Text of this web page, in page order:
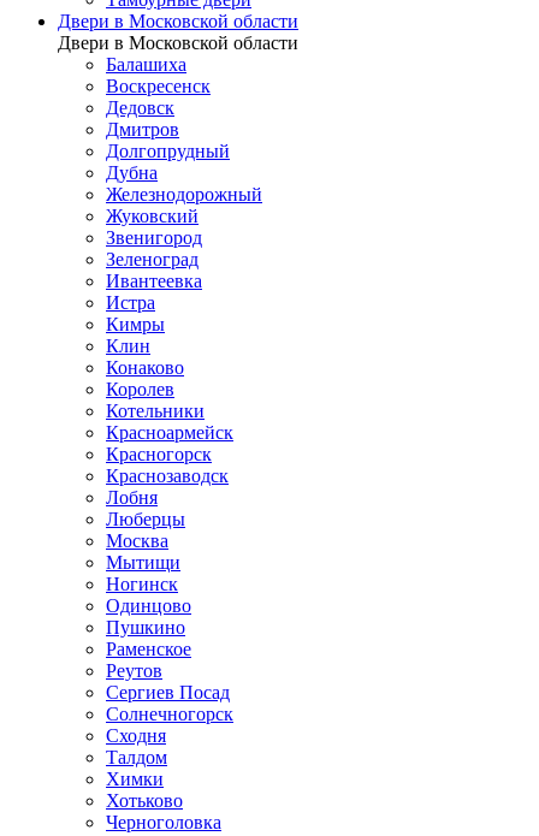
Двери в Московской области
Двери в Московской области
Балашиха
Воскресенск
Дедовск
Дмитров
Долгопрудный
Дубна
Железнодорожный
Жуковский
Звенигород
Зеленоград
Ивантеевка
Истра
Кимры
Клин
Конаково
Королев
Котельники
Красноармейск
Красногорск
Краснозаводск
Лобня
Люберцы
Москва
Мытищи
Ногинск
Одинцово
Пушкино
Раменское
Реутов
Сергиев Посад
Солнечногорск
Сходня
Талдом
Химки
Хотьково
Черноголовка